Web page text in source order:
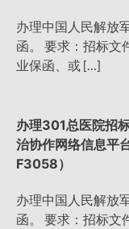
办理中国人民解放
函。 要求：招标文
业保函、或 […]
办理301总医院招
治协作网络信息
F3058）
办理中国人民解放
函。 要求：招标文